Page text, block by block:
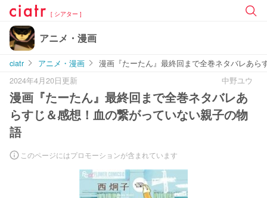
[ シアター ]
アニメ・漫画
ciatr アニメ・漫画
漫画『たーたん』最終回まで全巻ネタバレあ
2024年4月20日更新
中野ユウ
漫画『たーたん』最終回まで全巻ネタバレあ
らすじ＆感想！血の繋がっていない親子の物
語
このページにはプロモーションが含まれています